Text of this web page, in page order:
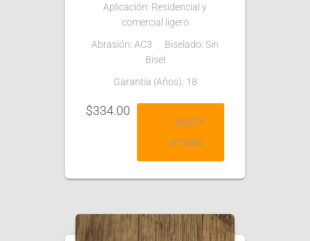
Aplicación: Residencial y
comercial ligero
Abrasión: AC3 Biselado: Sin
Bisel
Garantía (Años): 18
$334.00
SELECT
OPTIONS